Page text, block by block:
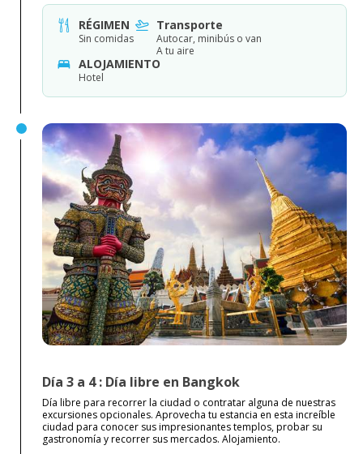
RÉGIMEN
Sin comidas
Transporte
Autocar, minibús o van
A tu aire
ALOJAMIENTO
Hotel
Día 3 a 4 : Día libre en Bangkok
Día libre para recorrer la ciudad o contratar alguna de nuestras
excursiones opcionales. Aprovecha tu estancia en esta increíble
ciudad para conocer sus impresionantes templos, probar su
gastronomía y recorrer sus mercados. Alojamiento.